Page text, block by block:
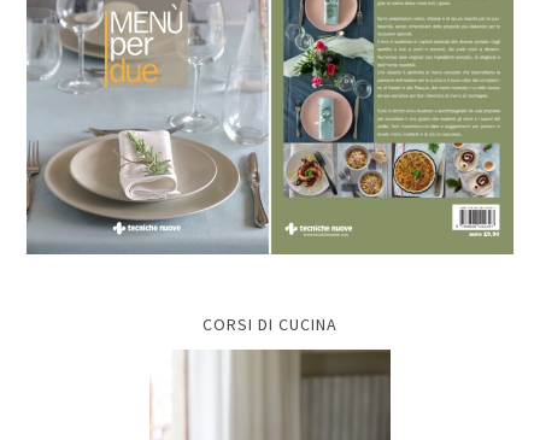
CORSI DI CUCINA